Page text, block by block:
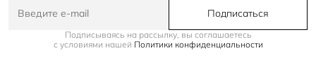
Подписаться
Подписываясь на рассылку, вы соглашаетесь
с условиями нашей Политики конфиденциальности